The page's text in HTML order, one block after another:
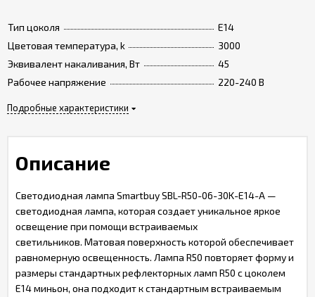
Тип цоколя
Е14
Цветовая температура, k
3000
Эквивалент накаливания, Вт
45
Рабочее напряжение
220-240 В
Подробные характеристики
Описание
Светодиодная лампа Smartbuy SBL-R50-06-30K-E14-A —
светодиодная лампа, которая создает уникальное яркое
освещение при помощи встраиваемых
светильников. Матовая поверхность которой обеспечивает
равномерную освещенность. Лампа R50 повторяет форму и
размеры стандартных рефлекторных ламп R50 с цоколем
Е14 миньон, она подходит к стандартным встраиваемым